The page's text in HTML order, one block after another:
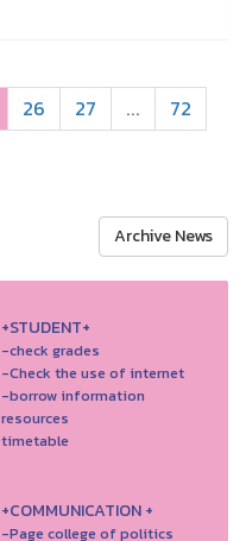
26 27 ...
72
Archive News
+STUDENT+
-check grades
-Check the use of internet
-borrow information
resources
timetable
+COMMUNICATION +
-Page college of politics